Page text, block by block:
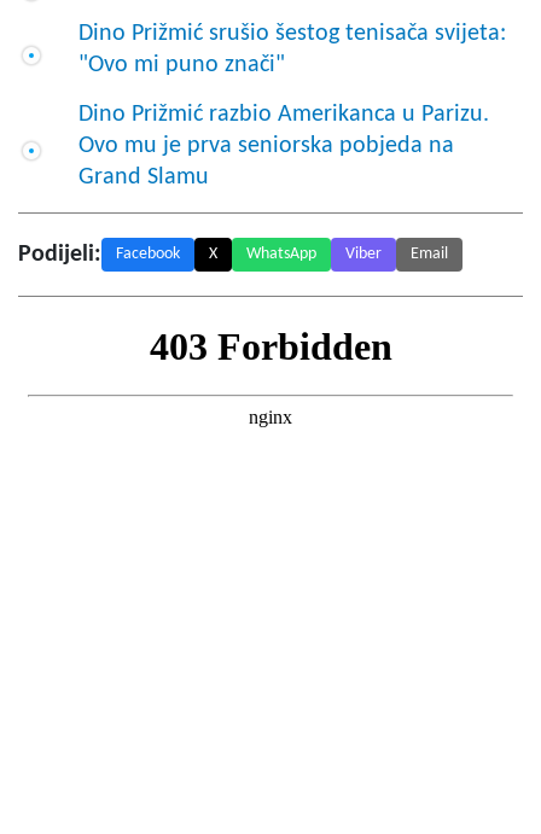
Dino Prižmić srušio šestog tenisača svijeta:
"Ovo mi puno znači"
Dino Prižmić razbio Amerikanca u Parizu.
Ovo mu je prva seniorska pobjeda na
Grand Slamu
Podijeli: Facebook X WhatsApp Viber Email